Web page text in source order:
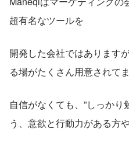
超有名なツールを
開発した会社ではあります
る場がたくさん用意されてま
自信がなくても、”しっかり
う、意欲と行動力がある方や